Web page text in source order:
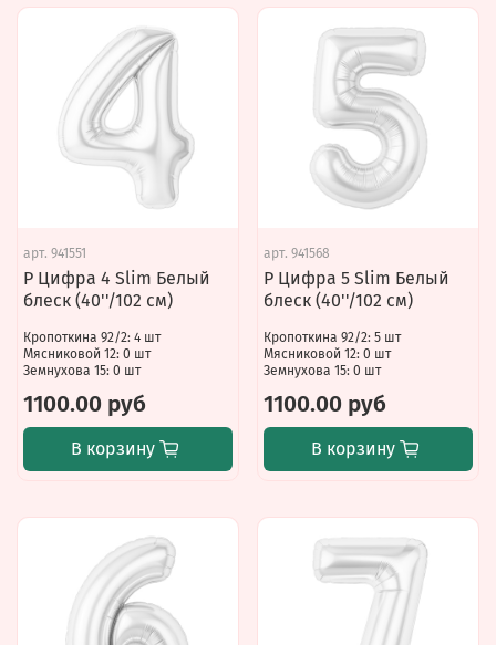
арт. 941551
Р Цифра 4 Slim Белый
блеск (40''/102 см)
Кропоткина 92/2: 4 шт
Мясниковой 12: 0 шт
Земнухова 15: 0 шт
1100.00 руб
В корзину
арт. 941568
Р Цифра 5 Slim Белый
блеск (40''/102 см)
Кропоткина 92/2: 5 шт
Мясниковой 12: 0 шт
Земнухова 15: 0 шт
1100.00 руб
В корзину